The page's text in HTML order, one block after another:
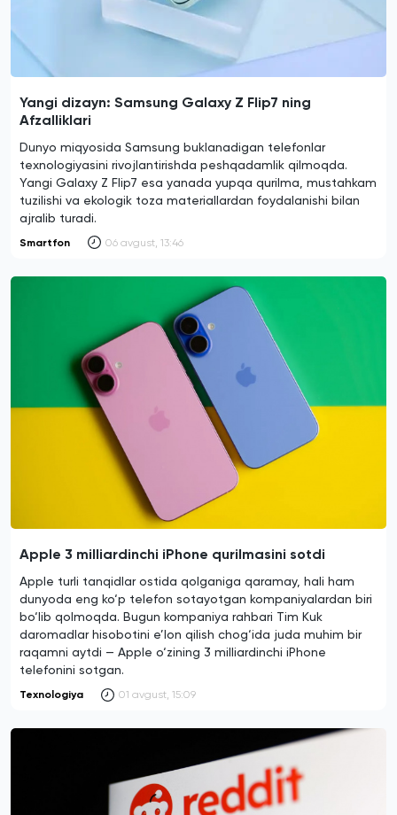
Yangi dizayn: Samsung Galaxy Z Flip7 ning
Afzalliklari
Dunyo miqyosida Samsung buklanadigan telefonlar
texnologiyasini rivojlantirishda peshqadamlik qilmoqda.
Yangi Galaxy Z Flip7 esa yanada yupqa qurilma, mustahkam
tuzilishi va ekologik toza materiallardan foydalanishi bilan
ajralib turadi.
Smartfon 06 avgust, 13:46
Apple 3 milliardinchi iPhone qurilmasini sotdi
Apple turli tanqidlar ostida qolganiga qaramay, hali ham
dunyoda eng ko‘p telefon sotayotgan kompaniyalardan biri
bo‘lib qolmoqda. Bugun kompaniya rahbari Tim Kuk
daromadlar hisobotini e’lon qilish chog‘ida juda muhim bir
raqamni aytdi — Apple o‘zining 3 milliardinchi iPhone
telefonini sotgan.
Texnologiya 01 avgust, 15:09